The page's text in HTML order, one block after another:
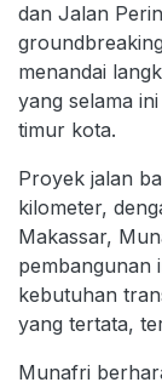
dan Jalan
menandai
yang selama
timur kota.
Proyek jalan
kilometer,
Makassar,
pembangunan
kebutuhan
yang tertata,
Munafri